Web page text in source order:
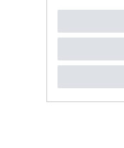
39,99
*inkl.